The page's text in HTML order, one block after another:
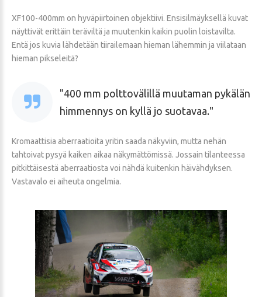
XF100-400mm on hyväpiirtoinen objektiivi. Ensisilmäyksellä kuvat
näyttivät erittäin teräviltä ja muutenkin kaikin puolin loistavilta.
Entä jos kuvia lähdetään tiirailemaan hieman lähemmin ja viilataan
hieman pikseleitä?
400 mm polttovälillä muutaman pykälän
himmennys on kyllä jo suotavaa.
Kromaattisia aberraatioita yritin saada näkyviin, mutta nehän
tahtoivat pysyä kaiken aikaa näkymättömissä. Jossain tilanteessa
pitkittäisestä aberraatiosta voi nähdä kuitenkin häivähdyksen.
Vastavalo ei aiheuta ongelmia.